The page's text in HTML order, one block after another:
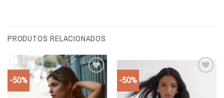
PRODUTOS RELACIONADOS
-50%
Add to
wishlist
-50%